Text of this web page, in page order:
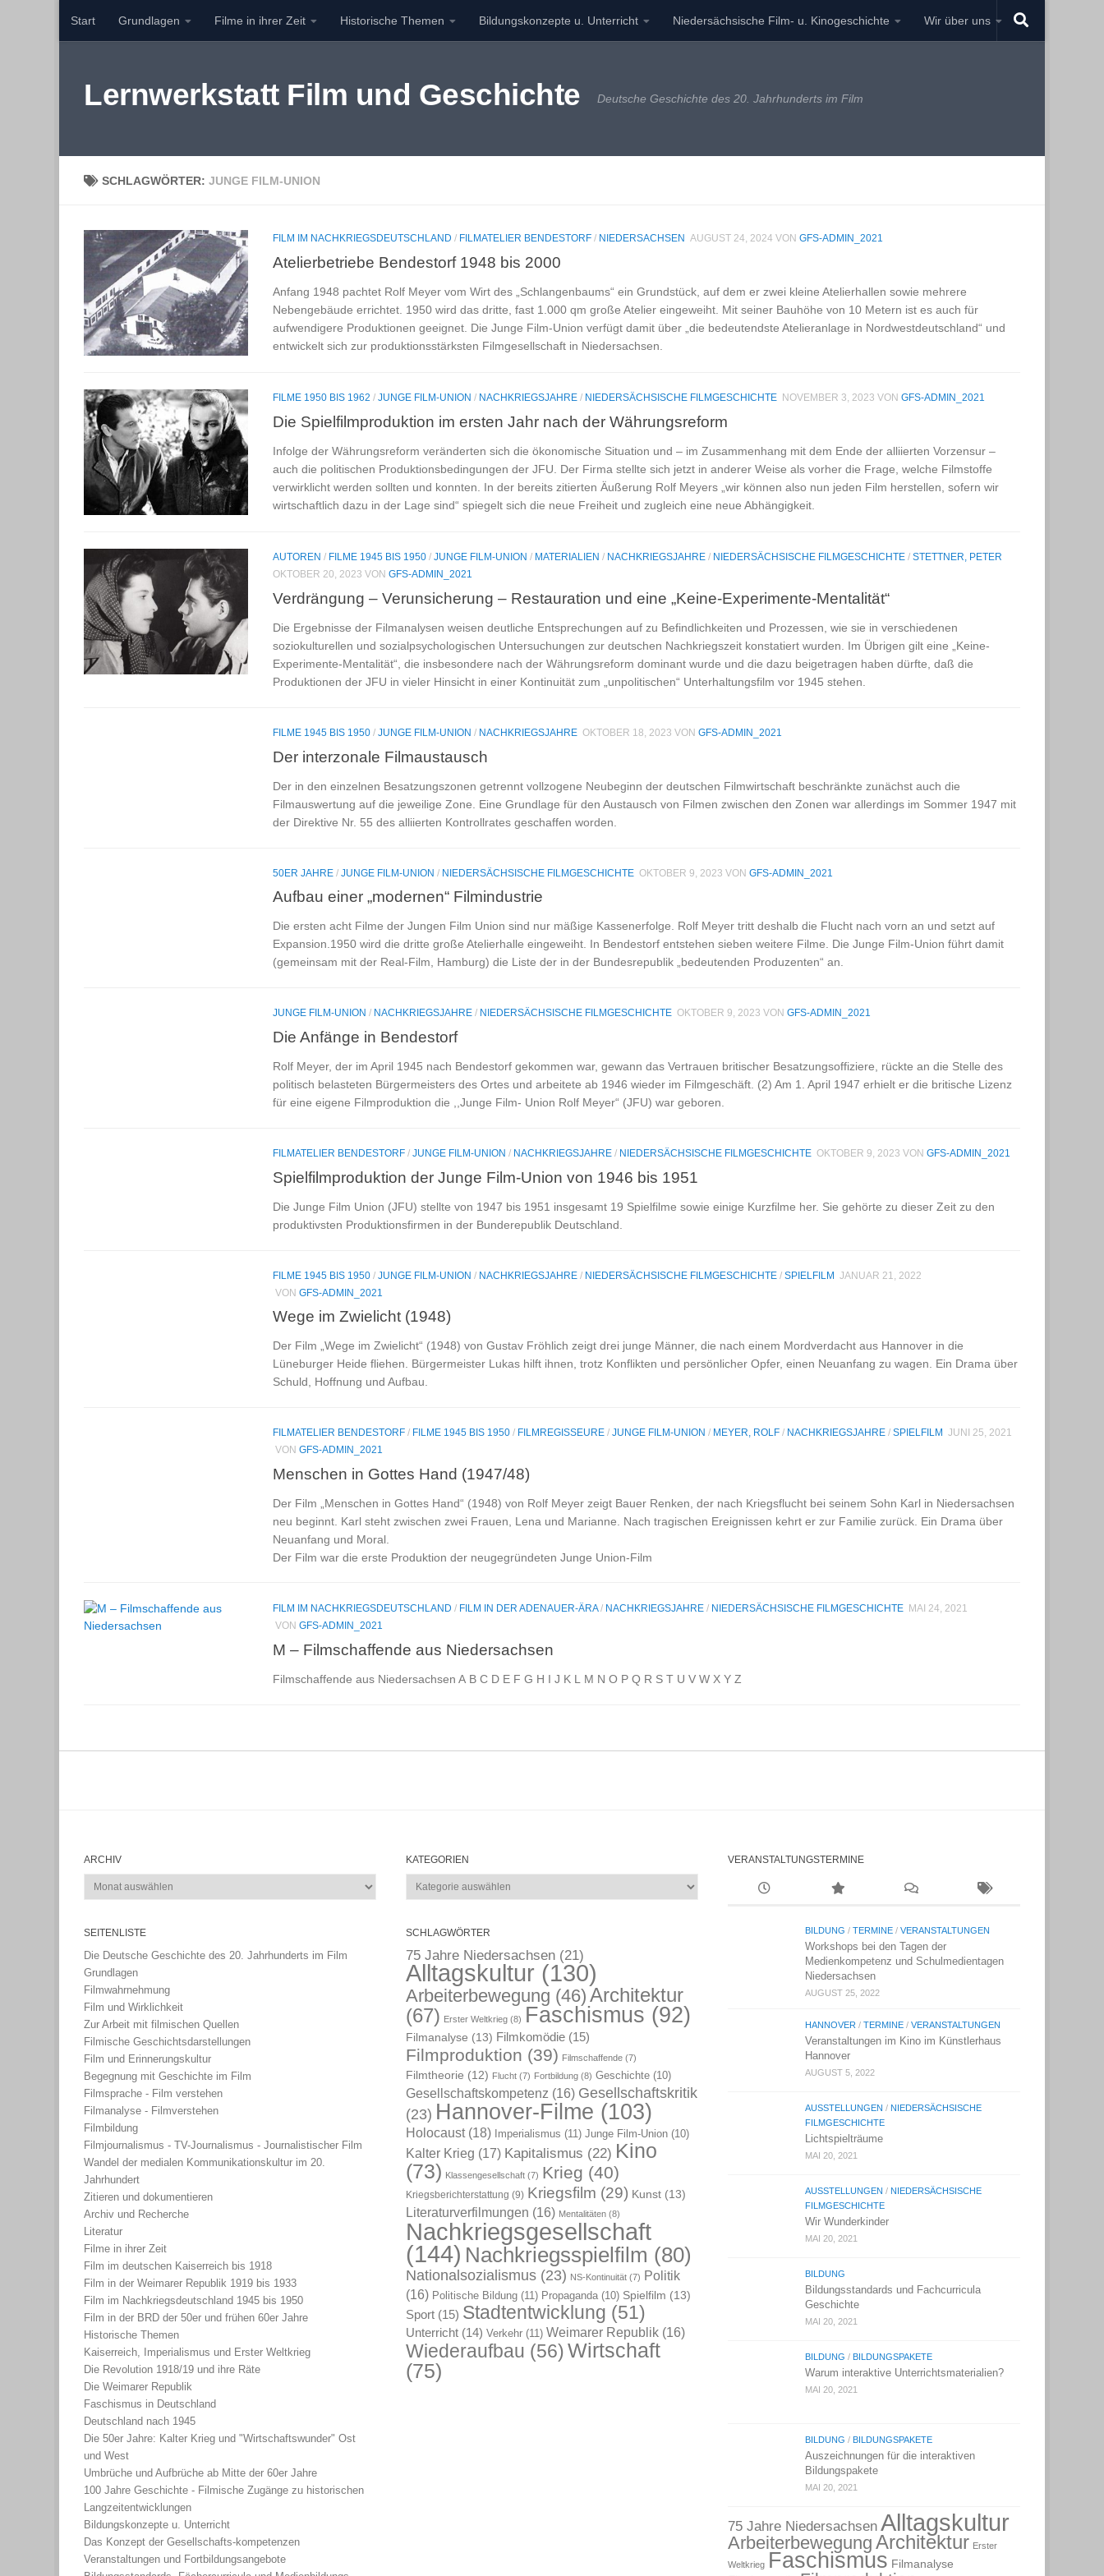
Zum Inhalt springen
Start Grundlagen Filme in ihrer Zeit Historische Themen Bildungskonzepte u. Unterricht Niedersächsische Film- u. Kinogeschichte Wir über uns
Lernwerkstatt Film und Geschichte Deutsche Geschichte des 20. Jahrhunderts im Film
SCHLAGWÖRTER:JUNGE FILM-UNION
FILM IM NACHKRIEGSDEUTSCHLAND / FILMATELIER BENDESTORF / NIEDERSACHSEN AUGUST 24, 2024 VON GFS-ADMIN_2021
Atelierbetriebe Bendestorf 1948 bis 2000
Anfang 1948 pachtet Rolf Meyer vom Wirt des „Schlangenbaums“ ein Grundstück, auf dem er zwei kleine Atelierhallen sowie mehrere
Nebengebäude errichtet. 1950 wird das dritte, fast 1.000 qm große Atelier eingeweiht. Mit seiner Bauhöhe von 10 Metern ist es auch für
aufwendigere Produktionen geeignet. Die Junge Film-Union verfügt damit über „die bedeutendste Atelieranlage in Nordwestdeutschland“ und
entwickelt sich zur produktionsstärksten Filmgesellschaft in Niedersachsen.
FILME 1950 BIS 1962 / JUNGE FILM-UNION / NACHKRIEGSJAHRE / NIEDERSÄCHSISCHE FILMGESCHICHTE NOVEMBER 3, 2023 VON GFS-ADMIN_2021
Die Spielfilmproduktion im ersten Jahr nach der Währungsreform
Infolge der Währungsreform veränderten sich die ökonomische Situation und – im Zusammenhang mit dem Ende der alliierten Vorzensur –
auch die politischen Produktionsbedingungen der JFU. Der Firma stellte sich jetzt in anderer Weise als vorher die Frage, welche Filmstoffe
verwirklicht werden sollten und konnten. In der bereits zitierten Äußerung Rolf Meyers „wir können also nun jeden Film herstellen, sofern wir
wirtschaftlich dazu in der Lage sind“ spiegelt sich die neue Freiheit und zugleich eine neue Abhängigkeit.
AUTOREN / FILME 1945 BIS 1950 / JUNGE FILM-UNION / MATERIALIEN / NACHKRIEGSJAHRE / NIEDERSÄCHSISCHE FILMGESCHICHTE / STETTNER, PETER
OKTOBER 20, 2023 VON GFS-ADMIN_2021
Verdrängung – Verunsicherung – Restauration und eine „Keine-Experimente-Mentalität“
Die Ergebnisse der Filmanalysen weisen deutliche Entsprechungen auf zu Befindlichkeiten und Prozessen, wie sie in verschiedenen
soziokulturellen und sozialpsychologischen Untersuchungen zur deutschen Nachkriegszeit konstatiert wurden. Im Übrigen gilt eine „Keine-
Experimente-Mentalität“, die insbesondere nach der Währungsreform dominant wurde und die dazu beigetragen haben dürfte, daß die
Produktionen der JFU in vieler Hinsicht in einer Kontinuität zum „unpolitischen“ Unterhaltungsfilm vor 1945 stehen.
FILME 1945 BIS 1950 / JUNGE FILM-UNION / NACHKRIEGSJAHRE OKTOBER 18, 2023 VON GFS-ADMIN_2021
Der interzonale Filmaustausch
Der in den einzelnen Besatzungszonen getrennt vollzogene Neubeginn der deutschen Filmwirtschaft beschränkte zunächst auch die
Filmauswertung auf die jeweilige Zone. Eine Grundlage für den Austausch von Filmen zwischen den Zonen war allerdings im Sommer 1947 mit
der Direktive Nr. 55 des alliierten Kontrollrates geschaffen worden.
50ER JAHRE / JUNGE FILM-UNION / NIEDERSÄCHSISCHE FILMGESCHICHTE OKTOBER 9, 2023 VON GFS-ADMIN_2021
Aufbau einer „modernen“ Filmindustrie
Die ersten acht Filme der Jungen Film Union sind nur mäßige Kassenerfolge. Rolf Meyer tritt deshalb die Flucht nach vorn an und setzt auf
Expansion.1950 wird die dritte große Atelierhalle eingeweiht. In Bendestorf entstehen sieben weitere Filme. Die Junge Film-Union führt damit
(gemeinsam mit der Real-Film, Hamburg) die Liste der in der Bundesrepublik „bedeutenden Produzenten“ an.
JUNGE FILM-UNION / NACHKRIEGSJAHRE / NIEDERSÄCHSISCHE FILMGESCHICHTE OKTOBER 9, 2023 VON GFS-ADMIN_2021
Die Anfänge in Bendestorf
Rolf Meyer, der im April 1945 nach Bendestorf gekommen war, gewann das Vertrauen britischer Besatzungsoffiziere, rückte an die Stelle des
politisch belasteten Bürgermeisters des Ortes und arbeitete ab 1946 wieder im Filmgeschäft. (2) Am 1. April 1947 erhielt er die britische Lizenz
für eine eigene Filmproduktion die ,,Junge Film- Union Rolf Meyer“ (JFU) war geboren.
FILMATELIER BENDESTORF / JUNGE FILM-UNION / NACHKRIEGSJAHRE / NIEDERSÄCHSISCHE FILMGESCHICHTE OKTOBER 9, 2023 VON GFS-ADMIN_2021
Spielfilmproduktion der Junge Film-Union von 1946 bis 1951
Die Junge Film Union (JFU) stellte von 1947 bis 1951 insgesamt 19 Spielfilme sowie einige Kurzfilme her. Sie gehörte zu dieser Zeit zu den
produktivsten Produktionsfirmen in der Bunderepublik Deutschland.
FILME 1945 BIS 1950 / JUNGE FILM-UNION / NACHKRIEGSJAHRE / NIEDERSÄCHSISCHE FILMGESCHICHTE / SPIELFILM JANUAR 21, 2022
VON GFS-ADMIN_2021
Wege im Zwielicht (1948)
Der Film „Wege im Zwielicht“ (1948) von Gustav Fröhlich zeigt drei junge Männer, die nach einem Mordverdacht aus Hannover in die
Lüneburger Heide fliehen. Bürgermeister Lukas hilft ihnen, trotz Konflikten und persönlicher Opfer, einen Neuanfang zu wagen. Ein Drama über
Schuld, Hoffnung und Aufbau.
FILMATELIER BENDESTORF / FILME 1945 BIS 1950 / FILMREGISSEURE / JUNGE FILM-UNION / MEYER, ROLF / NACHKRIEGSJAHRE / SPIELFILM JUNI 25, 2021
VON GFS-ADMIN_2021
Menschen in Gottes Hand (1947/48)
Der Film „Menschen in Gottes Hand“ (1948) von Rolf Meyer zeigt Bauer Renken, der nach Kriegsflucht bei seinem Sohn Karl in Niedersachsen
neu beginnt. Karl steht zwischen zwei Frauen, Lena und Marianne. Nach tragischen Ereignissen kehrt er zur Familie zurück. Ein Drama über
Neuanfang und Moral.
Der Film war die erste Produktion der neugegründeten Junge Union-Film
FILM IM NACHKRIEGSDEUTSCHLAND / FILM IN DER ADENAUER-ÄRA/ NACHKRIEGSJAHRE / NIEDERSÄCHSISCHE FILMGESCHICHTE MAI 24, 2021
VON GFS-ADMIN_2021
M – Filmschaffende aus Niedersachsen
Filmschaffende aus Niedersachsen A B C D E F G H I J K L M N O P Q R S T U V W X Y Z
ARCHIV
Archiv
SEITENLISTE
Die Deutsche Geschichte des 20. Jahrhunderts im Film
Grundlagen
Filmwahrnehmung
Film und Wirklichkeit
Zur Arbeit mit filmischen Quellen
Filmische Geschichtsdarstellungen
Film und Erinnerungskultur
Begegnung mit Geschichte im Film
Filmsprache - Film verstehen
Filmanalyse - Filmverstehen
Filmbildung
Filmjournalismus - TV-Journalismus - Journalistischer Film
Wandel der medialen Kommunikationskultur im 20.
Jahrhundert
Zitieren und dokumentieren
Archiv und Recherche
Literatur
Filme in ihrer Zeit
Film im deutschen Kaiserreich bis 1918
Film in der Weimarer Republik 1919 bis 1933
Film im Nachkriegsdeutschland 1945 bis 1950
Film in der BRD der 50er und frühen 60er Jahre
Historische Themen
Kaiserreich, Imperialismus und Erster Weltkrieg
Die Revolution 1918/19 und ihre Räte
Die Weimarer Republik
Faschismus in Deutschland
Deutschland nach 1945
Die 50er Jahre: Kalter Krieg und "Wirtschaftswunder" Ost
und West
Umbrüche und Aufbrüche ab Mitte der 60er Jahre
100 Jahre Geschichte - Filmische Zugänge zu historischen
Langzeitentwicklungen
Bildungskonzepte u. Unterricht
Das Konzept der Gesellschafts-kompetenzen
Veranstaltungen und Fortbildungsangebote
KATEGORIEN
Kategorien
SCHLAGWÖRTER
75 Jahre Niedersachsen (21)
Alltagskultur (130)
Arbeiterbewegung (46) Architektur
(67) Erster Weltkrieg (8) Faschismus (92)
Filmanalyse (13) Filmkomödie (15)
Filmproduktion (39) Filmschaffende (7)
Filmtheorie (12) Flucht (7) Fortbildung (8) Geschichte (10)
Gesellschaftskompetenz (16) Gesellschaftskritik
(23) Hannover-Filme (103)
Holocaust(18) Imperialismus (11) Junge Film-Union (10)
Kalter Krieg (17) Kapitalismus (22) Kino
(73) Klassengesellschaft (7) Krieg (40)
Kriegsberichterstattung (9) Kriegsfilm (29) Kunst (13)
Literaturverfilmungen (16) Mentalitäten (8)
Nachkriegsgesellschaft
(144) Nachkriegsspielfilm (80)
Nationalsozialismus (23) NS-Kontinuität (7) Politik
(16) Politische Bildung (11) Propaganda (10) Spielfilm (13)
Sport (15) Stadtentwicklung (51)
Unterricht (14) Verkehr (11) Weimarer Republik (16)
Wiederaufbau (56)Wirtschaft
(75)
VERANSTALTUNGSTERMINE
BILDUNG /TERMINE /VERANSTALTUNGEN
Workshops bei den Tagen der
Medienkompetenz und Schulmedientagen
Niedersachsen
AUGUST 25, 2022
HANNOVER /TERMINE /VERANSTALTUNGEN
Veranstaltungen im Kino im Künstlerhaus
Hannover
AUGUST 5, 2022
AUSSTELLUNGEN / NIEDERSÄCHSISCHE
FILMGESCHICHTE
Lichtspielträume
MAI 20, 2021
AUSSTELLUNGEN / NIEDERSÄCHSISCHE
FILMGESCHICHTE
Wir Wunderkinder
MAI 20, 2021
BILDUNG
Bildungsstandards und Fachcurricula
Geschichte
MAI 20, 2021
BILDUNG / BILDUNGSPAKETE
Warum interaktive Unterrichtsmaterialien?
MAI 20, 2021
BILDUNG / BILDUNGSPAKETE
Auszeichnungen für die interaktiven
Bildungspakete
MAI 20, 2021
75 Jahre Niedersachsen Alltagskultur
Arbeiterbewegung Architektur Erster
Weltkrieg Faschismus Filmanalyse